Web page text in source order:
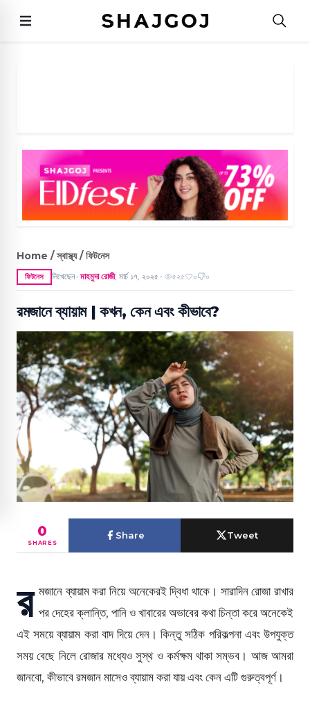
Home / স্বাস্থ্য / ফিটনেস
ফিটনেস লিখেছেন ● মাহমুদা রোজী, মার্চ ১৭, ২০২৫ ● ৫২৫ ০ ০
রমজানে ব্যায়াম | কখন, কেন এবং কীভাবে?
0
SHARES
Share Tweet
র মজানে ব্যায়াম করা নিয়ে অনেকেরই দ্বিধা থাকে। সারাদিন রোজা রাখার
পর দেহের ক্লান্তি, পানি ও খাবারের অভাবের কথা চিন্তা করে অনেকেই
এই সময়ে ব্যায়াম করা বাদ দিয়ে দেন। কিন্তু সঠিক পরিকল্পনা এবং উপযুক্ত
সময় বেছে নিলে রোজার মধ্যেও সুস্থ ও কর্মক্ষম থাকা সম্ভব। আজ আমরা
জানবো, কীভাবে রমজান মাসেও ব্যায়াম করা যায় এবং কেন এটি গুরুত্বপূর্ণ।